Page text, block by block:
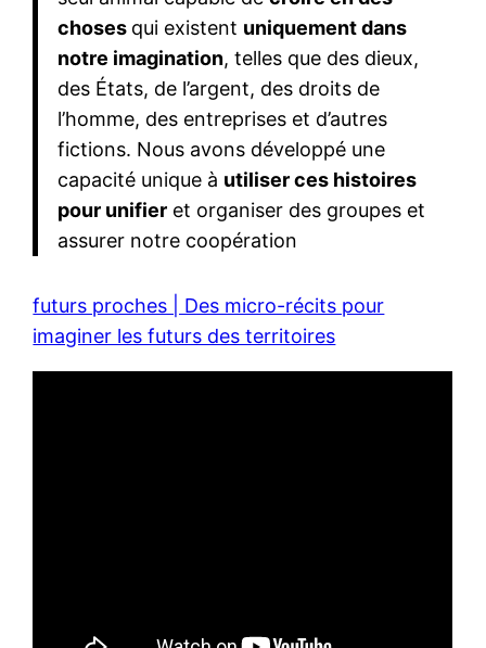
choses qui existent uniquement dans
notre imagination, telles que des dieux,
des États, de l’argent, des droits de
l’homme, des entreprises et d’autres
fictions. Nous avons développé une
capacité unique à utiliser ces histoires
pour unifieret organiser des groupes et
assurer notre coopération
futurs proches | Des micro-récits pour
imaginer les futurs des territoires